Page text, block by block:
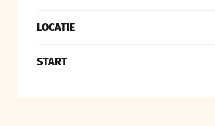
LOCATIE
START